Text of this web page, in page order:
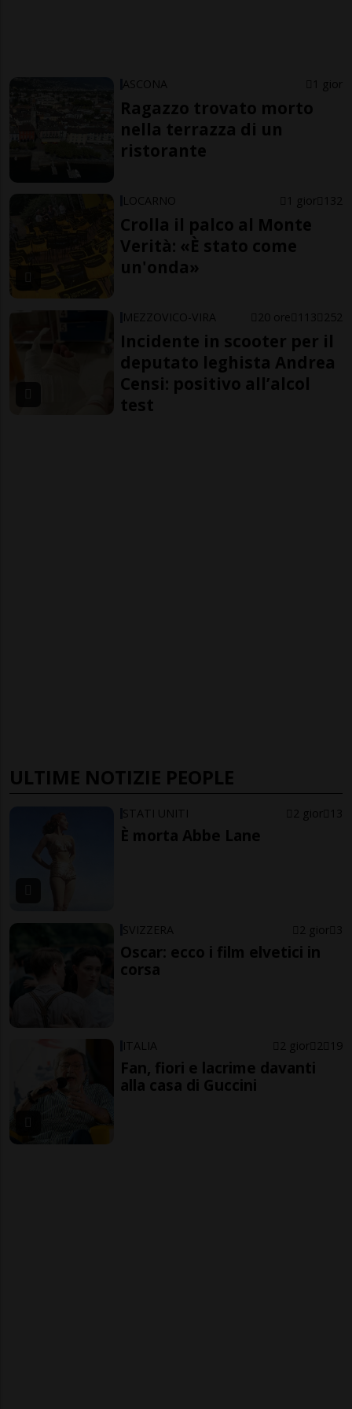
ASCONA 1 gior
Ragazzo trovato morto
nella terrazza di un
ristorante
LOCARNO 1 gior 132
Crolla il palco al Monte
Verità: «È stato come
un'onda»
MEZZOVICO-VIRA 20 ore 113 252
Incidente in scooter per il
deputato leghista Andrea
Censi: positivo all’alcol
test
ULTIME NOTIZIE PEOPLE
STATI UNITI 2 gior 13
È morta Abbe Lane
SVIZZERA 2 gior 3
Oscar: ecco i film elvetici in
corsa
ITALIA 2 gior 2 19
Fan, fiori e lacrime davanti
alla casa di Guccini